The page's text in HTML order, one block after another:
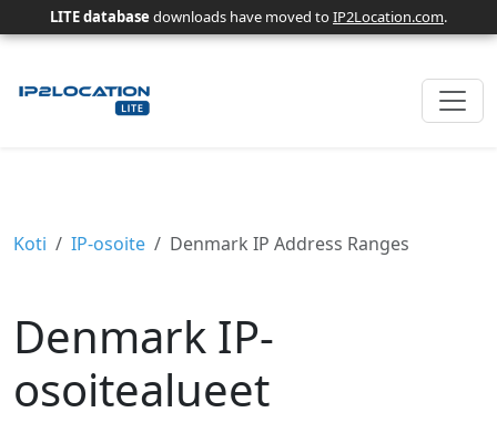
LITE database downloads have moved toIP2Location.com.
Koti IP-osoite Denmark IP Address Ranges
Denmark IP-
osoitealueet